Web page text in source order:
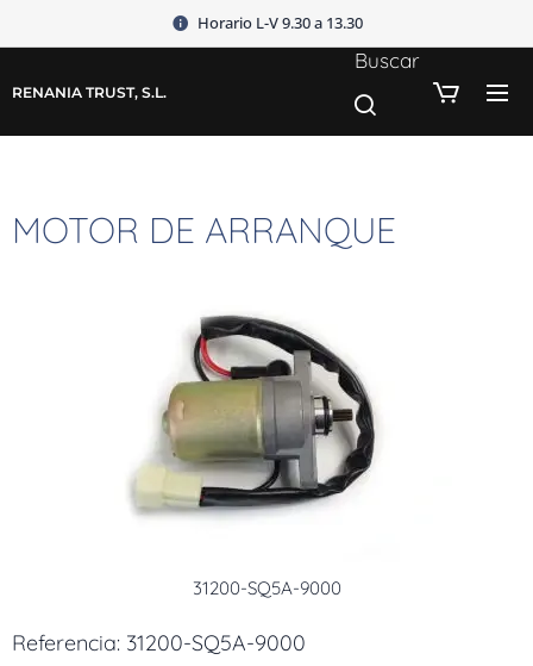
Horario L-V 9.30 a 13.30
RENANIA TRUST, S.L.
Buscar
MOTOR DE ARRANQUE
31200-SQ5A-9000
Referencia: 31200-SQ5A-9000